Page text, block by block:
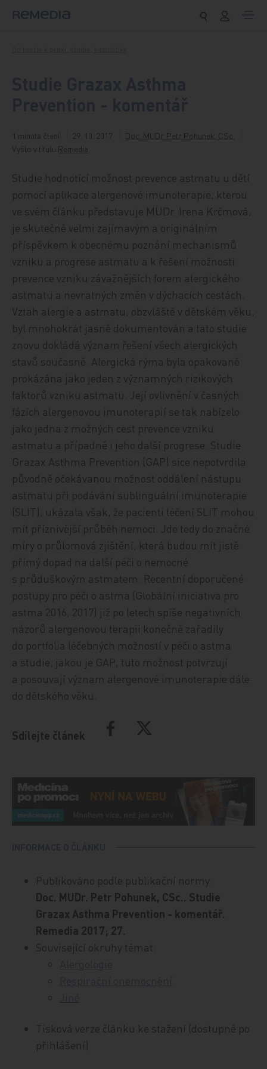
1 minuta čtení 29. 10. 2017
Doc. MUDr. Petr Pohunek, CSc.
Vyšlo v titulu Remedia
Studie hodnotící možnost prevence astmatu u dětí
pomocí aplikace alergenové imunoterapie, kterou
ve svém článku představuje MUDr. Irena Krčmová,
je skutečně velmi zajímavým a originálním
příspěvkem k obecnému poznání mechanismů
vzniku a progrese astmatu a k řešení možnosti
prevence vzniku závažnějších forem alergického
astmatu a nevratných změn v dýchacích cestách.
Vztah alergie a astmatu, obzvláště v dětském věku,
byl mnohokrát jasně dokumentován a tato studie
znovu dokládá význam řešení všech alergických
stavů současně. Alergická rýma byla opakovaně
prokázána jako jeden z významných rizikových
faktorů vzniku astmatu. Její ovlivnění v časných
fázích alergenovou imunoterapií se tak nabízelo
jako jedna z možných cest prevence vzniku
astmatu a případně i jeho další progrese. Studie
Grazax Asthma Prevention (GAP) sice nepotvrdila
původně očekávanou možnost oddálení nástupu
astmatu při podávání sublinguální imunoterapie
(SLIT), ukázala však, že pacienti léčení SLIT mohou
mít příznivější průběh nemoci. Jde tedy do značné
míry o průlomová zjištění, která budou mít jistě
přímý dopad na další péči o nemocné
s průduškovým astmatem. Recentní doporučené
postupy pro péči o astma (Globální iniciativa pro
astma 2016, 2017) již po letech spíše negativních
názorů alergenovou terapii konečně zařadily
do portfolia léčebných možností v péči o astma
a studie, jakou je GAP, tuto možnost potvrzují
a posouvají význam alergenové imunoterapie dále
do dětského věku.
Sdílejte článek
Publikováno podle publikační normy:
Doc. MUDr. Petr Pohunek, CSc.. Studie
Grazax Asthma Prevention - komentář.
Remedia 2017; 27.
Související okruhy témat:
Tisková verze článku ke stažení (dostupné po
přihlášení)